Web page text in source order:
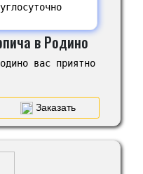
в Родино
вас приятно
Заказать